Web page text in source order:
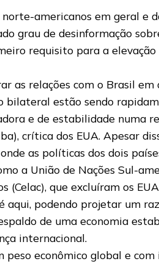
americanos em geral e
grau de desinformação
requisito para a
as relações com o Brasil
bilateral estão sendo
e de estabilidade numa
crítica dos EUA. Apesar
as políticas dos dois
a União de Nações Sul-
(Celac), que excluíram os
podendo projetar um
de uma economia
internacional.
peso econômico global e